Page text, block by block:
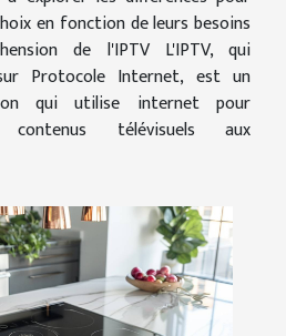
en fonction de leurs besoins
de l'IPTV L'IPTV, qui
Protocole Internet, est un
qui utilise internet pour
télévisuels aux